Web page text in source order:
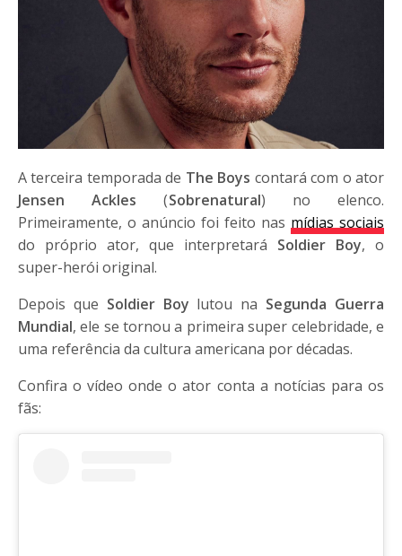
A terceira temporada de The Boys contará com o ator
Jensen Ackles (Sobrenatural) no elenco.
Primeiramente, o anúncio foi feito nas mídias sociais
do próprio ator, que interpretará Soldier Boy, o
super-herói original.
Depois que Soldier Boy lutou na Segunda Guerra
Mundial, ele se tornou a primeira super celebridade, e
uma referência da cultura americana por décadas.
Confira o vídeo onde o ator conta a notícias para os
fãs: